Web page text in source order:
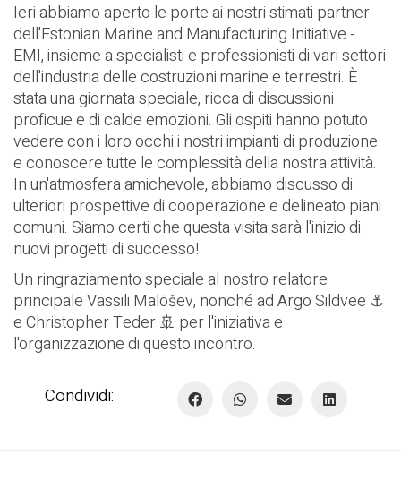
Ieri abbiamo aperto le porte ai nostri stimati partner
dell'Estonian Marine and Manufacturing Initiative -
EMI, insieme a specialisti e professionisti di vari settori
dell'industria delle costruzioni marine e terrestri. È
stata una giornata speciale, ricca di discussioni
proficue e di calde emozioni. Gli ospiti hanno potuto
vedere con i loro occhi i nostri impianti di produzione
e conoscere tutte le complessità della nostra attività.
In un'atmosfera amichevole, abbiamo discusso di
ulteriori prospettive di cooperazione e delineato piani
comuni. Siamo certi che questa visita sarà l'inizio di
nuovi progetti di successo!
Un ringraziamento speciale al nostro relatore
principale Vassili Malõšev, nonché ad Argo Sildvee ⚓️
e Christopher Teder 🚢 per l'iniziativa e
l'organizzazione di questo incontro.
Condividi: